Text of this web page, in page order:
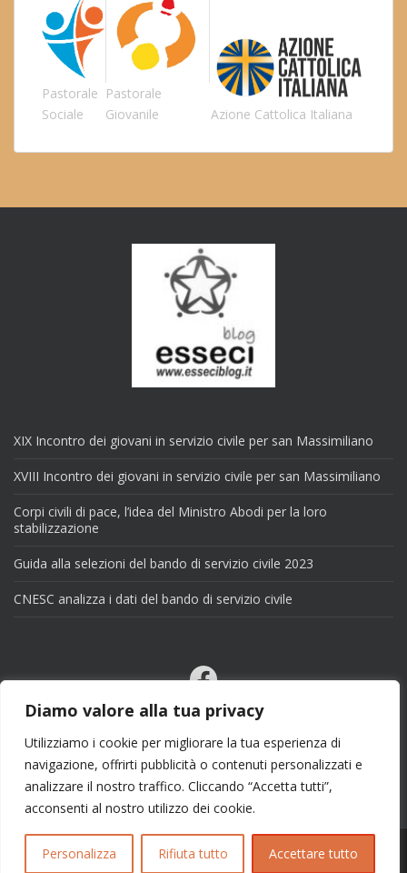
Diamo valore alla tua privacy
Utilizziamo i cookie per migliorare la tua esperienza di
navigazione, offrirti pubblicità o contenuti personalizzati e
analizzare il nostro traffico. Cliccando “Accetta tutti”,
acconsenti al nostro utilizzo dei cookie.
Personalizza Rifiuta tutto Accettare tutto
Pastorale
Sociale
Pastorale
Giovanile
Azione Cattolica Italiana
XIX Incontro dei giovani in servizio civile per san Massimiliano
XVIII Incontro dei giovani in servizio civile per san Massimiliano
Corpi civili di pace, l’idea del Ministro Abodi per la loro
stabilizzazione
Guida alla selezioni del bando di servizio civile 2023
CNESC analizza i dati del bando di servizio civile
Facebook
Email
X
Copyright 2025 | info@esseciblog.it | Tema perColorlibDisegnato da